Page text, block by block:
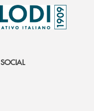
SOCIAL